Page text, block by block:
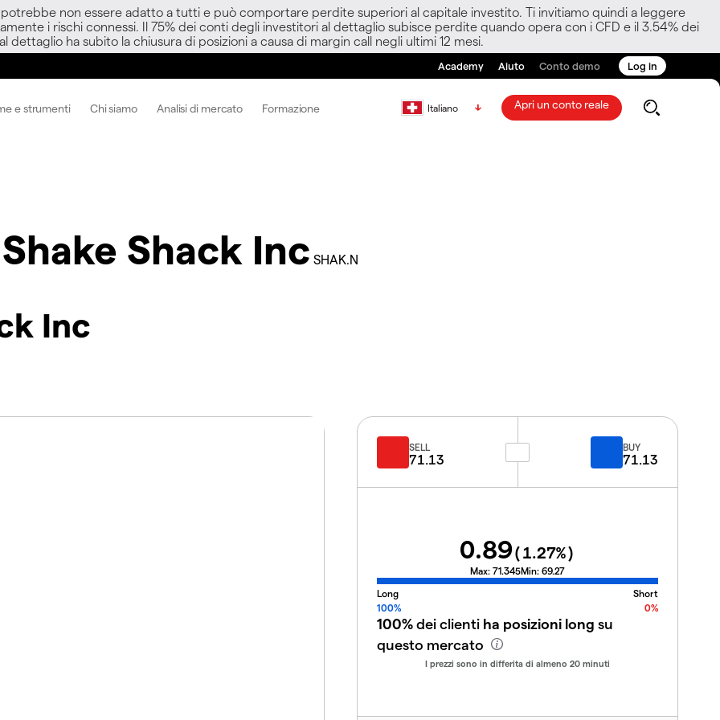
non essere adatto a tutti e può comportare perdite superiori al capitale investito. Ti invitiamo quindi a leggere
i rischi connessi. Il 75% dei conti degli investitori al dettaglio subisce perdite quando opera con i CFD e il 3.54% dei
dettaglio ha subito la chiusura di posizioni a causa di margin call negli ultimi 12 mesi.
Academy Aiuto Conto demo Log in
e strumenti Chi siamo Analisi di mercato Formazione Italiano Apri un conto reale
Shake Shack Inc SHAK.N
Inc
SELL
71.13
BUY
71.13
0.89(1.27%)
Max: 71.345Min: 69.27
Long
Short
100%
0%
100%dei clienti ha posizioni long su
questo mercato
I prezzi sono in differita di almeno 20 minuti